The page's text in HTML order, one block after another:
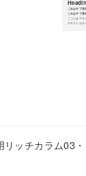
ッチカラム03・